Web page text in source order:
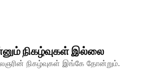
நிகழ்வுகள் இல்லை
நிகழ்வுகள் இங்கே தோன்றும்.